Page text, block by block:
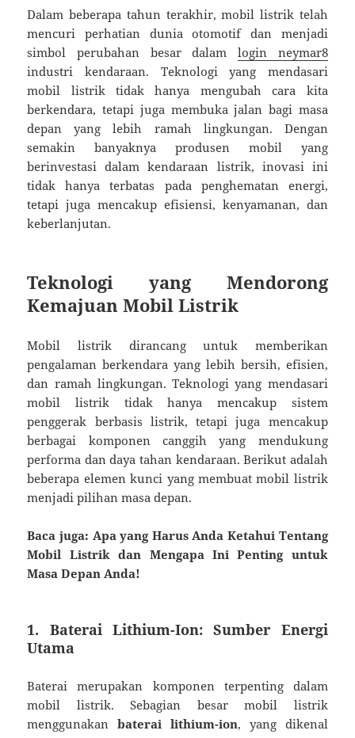
Dalam beberapa tahun terakhir, mobil listrik telah
mencuri perhatian dunia otomotif dan menjadi
simbol perubahan besar dalam login neymar8
industri kendaraan. Teknologi yang mendasari
mobil listrik tidak hanya mengubah cara kita
berkendara, tetapi juga membuka jalan bagi masa
depan yang lebih ramah lingkungan. Dengan
semakin banyaknya produsen mobil yang
berinvestasi dalam kendaraan listrik, inovasi ini
tidak hanya terbatas pada penghematan energi,
tetapi juga mencakup efisiensi, kenyamanan, dan
keberlanjutan.
Teknologi yang Mendorong
Kemajuan Mobil Listrik
Mobil listrik dirancang untuk memberikan
pengalaman berkendara yang lebih bersih, efisien,
dan ramah lingkungan. Teknologi yang mendasari
mobil listrik tidak hanya mencakup sistem
penggerak berbasis listrik, tetapi juga mencakup
berbagai komponen canggih yang mendukung
performa dan daya tahan kendaraan. Berikut adalah
beberapa elemen kunci yang membuat mobil listrik
menjadi pilihan masa depan.
Baca juga: Apa yang Harus Anda Ketahui Tentang
Mobil Listrik dan Mengapa Ini Penting untuk
Masa Depan Anda!
1. Baterai Lithium-Ion: Sumber Energi
Utama
Baterai merupakan komponen terpenting dalam
mobil listrik. Sebagian besar mobil listrik
menggunakanbaterai lithium-ion, yang dikenal